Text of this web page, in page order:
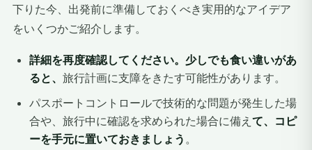
下りた今、出発前に準備しておくべき実用的なアイデア
をいくつかご紹介します。
詳細を再度確認してください。少しでも食い違いがあ
ると、 旅行計画に支障をきたす可能性があります。
パスポートコントロールで技術的な問題が発生した場
合や、旅行中に確認を求められた場合に備え て、コピ
ーを手元に置いておきましょう 。